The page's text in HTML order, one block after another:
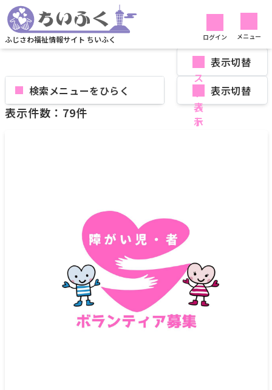
ふじさわ福祉情報サイト ちいふく ログイン メニュー
リストから探す
社会資源
イベント
リストから探す
表示切替
検索メニューを
表示切替
表示件数：79件